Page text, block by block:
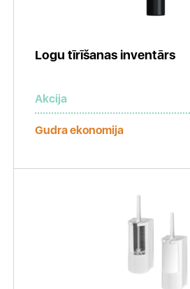
Logu tīrīšanas inventārs
Akcija
Gudra ekonomija